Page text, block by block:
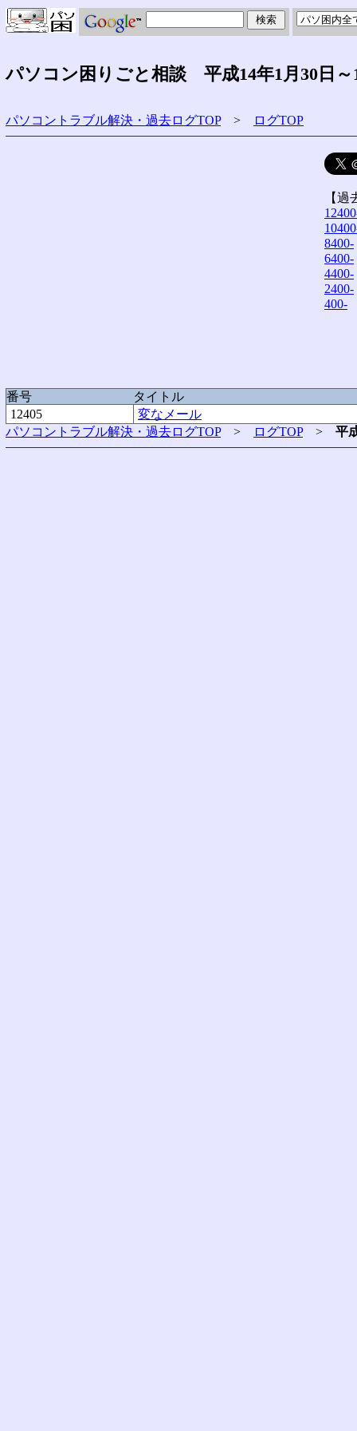
パソコン困りごと相談 平成14年1月30日～
パソコントラブル解決・過去ログTOP> ログTOP
【
8400-
6400-
4400-
2400-
400-
番号
タイトル
12405
変なメール
パソコントラブル解決・過去ログTOP> ログTOP> 平